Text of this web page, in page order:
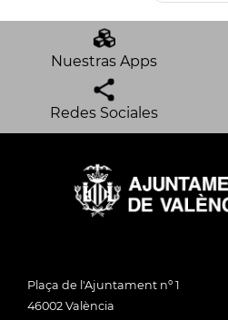
Nuestras Apps
Redes Sociales
Plaça de l'Ajuntament nº 1
46002 València